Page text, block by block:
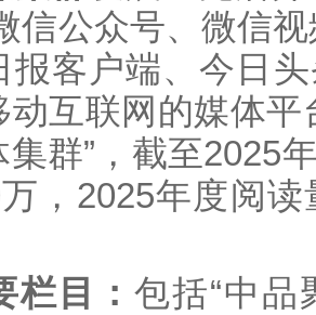
信公众号、微信
报客户端、今日
互联网的媒体平
群”，截至2025
，2025年度阅
栏目： 包括“中品